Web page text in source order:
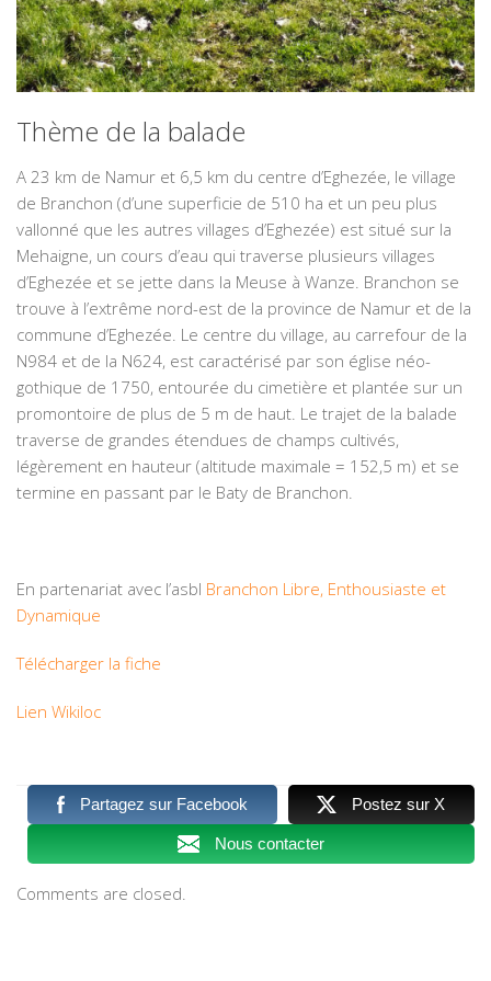
Thème de la balade
A 23 km de Namur et 6,5 km du centre d’Eghezée, le village
de Branchon (d’une superficie de 510 ha et un peu plus
vallonné que les autres villages d’Eghezée) est situé sur la
Mehaigne, un cours d’eau qui traverse plusieurs villages
d’Eghezée et se jette dans la Meuse à Wanze. Branchon se
trouve à l’extrême nord-est de la province de Namur et de la
commune d’Eghezée. Le centre du village, au carrefour de la
N984 et de la N624, est caractérisé par son église néo-
gothique de 1750, entourée du cimetière et plantée sur un
promontoire de plus de 5 m de haut. Le trajet de la balade
traverse de grandes étendues de champs cultivés,
légèrement en hauteur (altitude maximale = 152,5 m) et se
termine en passant par le Baty de Branchon.
En partenariat avec l’asbl Branchon Libre, Enthousiaste et
Dynamique
Télécharger la fiche
Lien Wikiloc
Partagez sur Facebook Postez sur X
Nous contacter
Comments are closed.